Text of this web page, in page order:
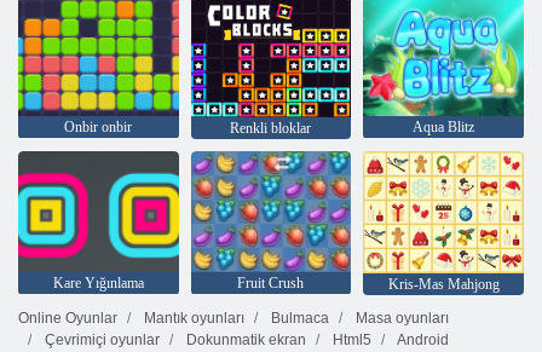
Onbir onbir Renkli bloklar Aqua Blitz
Kare Yığınlama Fruit Crush
Kris-Mas Mahjong
Online Oyunlar
Mantık oyunları Bulmaca
Masa oyunları
Çevrimiçi oyunlar
Dokunmatik ekran Html5 Android